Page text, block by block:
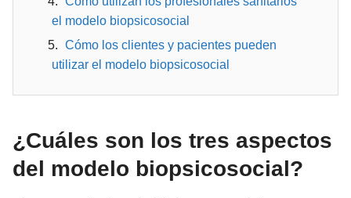
el modelo biopsicosocial
Cómo los clientes y pacientes pueden
utilizar el modelo biopsicosocial
¿Cuáles son los tres aspectos
del modelo biopsicosocial?